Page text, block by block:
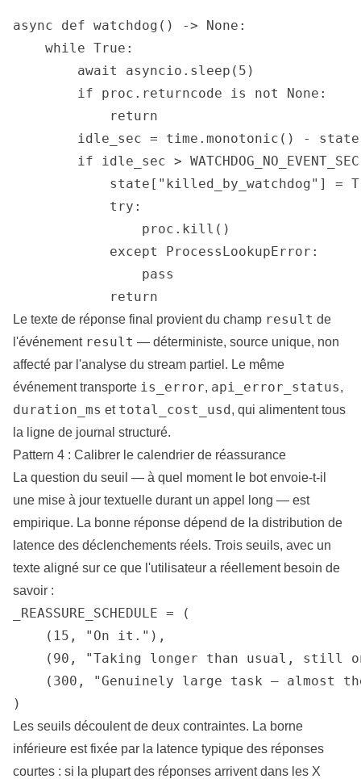
async def watchdog() -> None:
    while True:
        await asyncio.sleep(5)
        if proc.returncode is not None:
            return
idle_sec = time.monotonic() -
if idle_sec >
state["killed_by_watchdog"] =
            try:
                proc.kill()
            except ProcessLookupError:
                pass
            return
Le texte de réponse final provient du champ result de
l'événement result — déterministe, source unique, non
affecté par l'analyse du stream partiel. Le même
événement transporte is_error, api_error_status,
duration_ms et total_cost_usd, qui alimentent tous
la ligne de journal structuré.
Pattern 4 : Calibrer le calendrier de réassurance
La question du seuil — à quel moment le bot envoie-t-il
une mise à jour textuelle durant un appel long — est
empirique. La bonne réponse dépend de la distribution de
latence des déclenchements réels. Trois seuils, avec un
texte aligné sur ce que l'utilisateur a réellement besoin de
savoir :
_REASSURE_SCHEDULE = (
    (15, "On it."),
(90, "Taking longer than usual, still
(300, "Genuinely large task — almost
)
Les seuils découlent de deux contraintes. La borne
inférieure est fixée par la latence typique des réponses
courtes : si la plupart des réponses arrivent dans les X